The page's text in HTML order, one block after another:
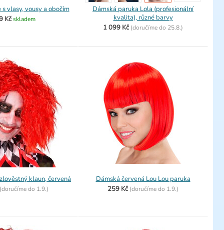
vlasy, vousy a obočím
Kč skladem
Dámská paruka Lola (profesionální
kvalita), různé barvy
1 099 Kč (doručíme do 25.8.)
klaun, červená
(doručíme do 1.9.)
Dámská červená Lou Lou paruka
259 Kč (doručíme do 1.9.)